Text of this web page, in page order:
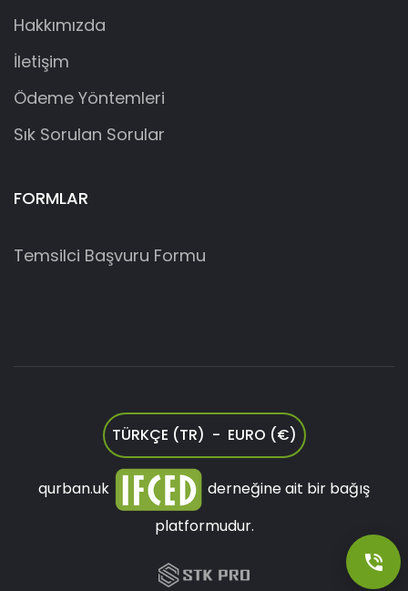
Hakkımızda
İletişim
Ödeme Yöntemleri
Sık Sorulan Sorular
FORMLAR
Temsilci Başvuru Formu
TÜRKÇE (TR) - EURO (€)
qurban.uk
derneğine ait bir bağış
platformudur.